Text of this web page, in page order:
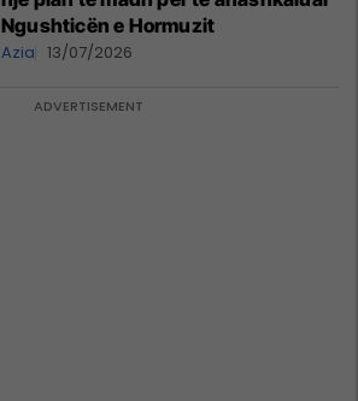
Ngushticën e Hormuzit
Azia 13/07/2026